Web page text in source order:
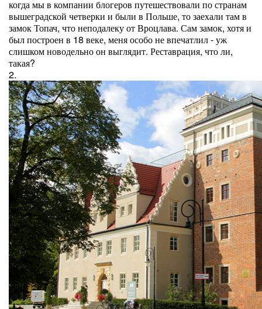
когда мы в компании блогеров путешествовали по странам
вышеградской четверки и были в Польше, то заехали там в
замок Топач, что неподалеку от Вроцлава. Сам замок, хотя и
был построен в 18 веке, меня особо не впечатлил - уж
слишком новодельно он выглядит. Реставрация, что ли,
такая?
2.